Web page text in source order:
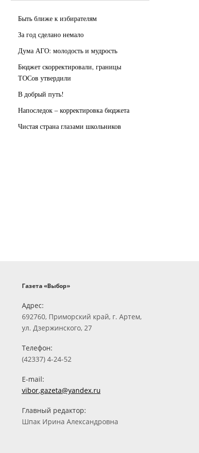
Быть ближе к избирателям
За год сделано немало
Дума АГО: молодость и мудрость
Бюджет скорректировали, границы
ТОСов утвердили
В добрый путь!
Напоследок – корректировка бюджета
Чистая страна глазами школьников
Газета «Выбор»
Адрес:
692760, Приморский край, г. Артем,
ул. Дзержинского, 27
Телефон:
(42337) 4-24-52
E-mail:
vibor.gazeta@yandex.ru
Главный редактор:
Шпак Ирина Александровна